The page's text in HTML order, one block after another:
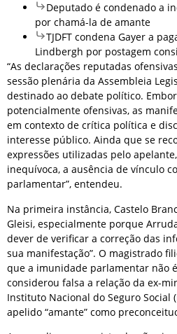
Deputado é condenado a
por chamá-la de amante
TJDFT condena Gayer a
Lindbergh por postagem
“As declarações reputadas
sessão plenária da Assembleia
destinado ao debate político.
potencialmente ofensivas, as
em contexto de crítica política e
interesse público. Ainda que se
expressões utilizadas pelo
inequívoca, a ausência de vínculo
parlamentar”, entendeu.
Na primeira instância, Castelo
Gleisi, especialmente porque
dever de verificar a correção das
sua manifestação”. O magistrado
que a imunidade parlamentar não
considerou falsa a relação da ex-
Instituto Nacional do Seguro Social
apelido “amante” como